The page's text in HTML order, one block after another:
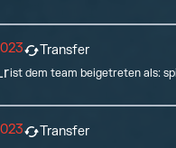
Transfer
ist dem team beigetreten als:
Transfer